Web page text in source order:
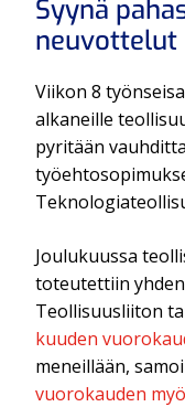
Syynä
neuvottelut
Viikon 8
alkaneille
pyritään
Joulukuussa
toteutettiin
Teollisuusliiton
kuuden
meneillään,
vuorokauden